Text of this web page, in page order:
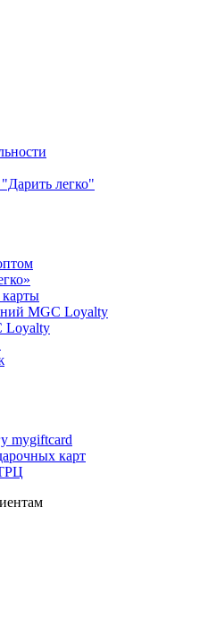
легко"
карты
MGC Loyalty
Loyalty
mygiftcard
карт